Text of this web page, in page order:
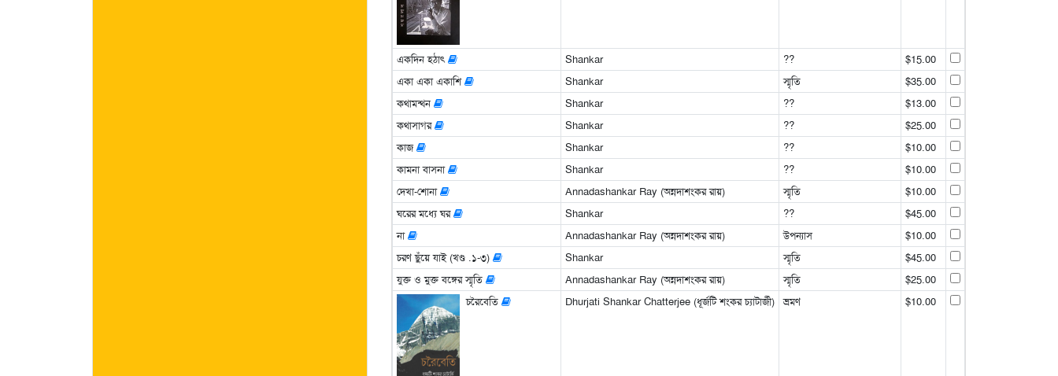
একদিন হঠাৎ Shankar ??
$15.00
একা একা একাশি
Shankar স্মৃতি
$35.00
কথামন্থন
Shankar ??
$13.00
কথাসাগর
Shankar ??
$25.00
কাজ
Shankar ??
$10.00
কামনা বাসনা
Shankar ??
$10.00
দেখা-শোনা
Annadashankar Ray (অন্নদাশংকর রায়) স্মৃতি
$10.00
ঘরের মধ্যে ঘর
Shankar ??
$45.00
না
Annadashankar Ray (অন্নদাশংকর রায়) উপন্যাস
$10.00
চরণ ছুঁয়ে যাই (খণ্ড .১-৩)
Shankar স্মৃতি
$45.00
যুক্ত ও মুক্ত বঙ্গের স্মৃতি
Annadashankar Ray (অন্নদাশংকর রায়) স্মৃতি
$25.00
চরৈবেতি
Dhurjati Shankar Chatterjee (ধূর্জটি শংকর চ্যাটার্জী) ভ্রমণ $10.00